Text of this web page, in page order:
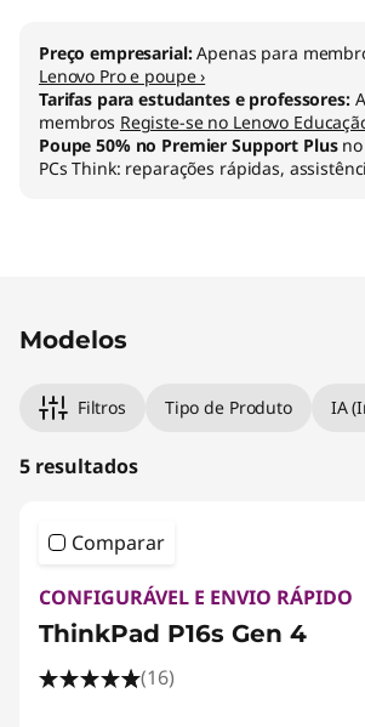
Preço empresarial:Apenas para
Lenovo Pro e poupe ›
Tarifas para estudantes e professores:
membros Registe-se no Lenovo
Poupe 50% no Premier Support Plusno
PCs Think: reparações rápidas,
Modelos
Filtros Tipo de Produto IA
5 resultados
Comparar
CONFIGURÁVEL E ENVIO RÁPIDO
ThinkPad P16s Gen 4
(16)